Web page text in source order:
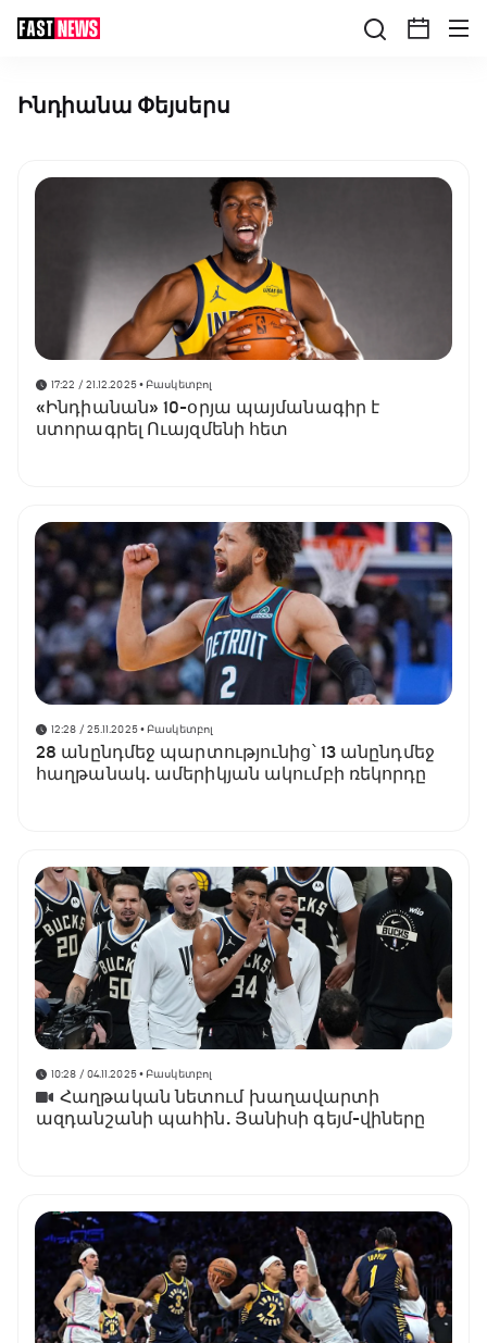
Ինդիանա Փեյսերս
17:22 / 21.12.2025• Բասկետբոլ
«Ինդիանան» 10-օրյա պայմանագիր է
ստորագրել Ուայզմենի հետ
12:28 / 25.11.2025• Բասկետբոլ
28 անընդմեջ պարտությունից՝ 13 անընդմեջ
հաղթանակ. ամերիկյան ակումբի ռեկորդը
10:28 / 04.11.2025• Բասկետբոլ
Հաղթական նետում խաղավարտի
ազդանշանի պահին. Յանիսի գեյմ-վիները